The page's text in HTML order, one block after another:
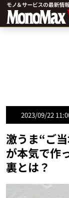
2023/09/22
激うま“ご
が本気で作
裏とは？